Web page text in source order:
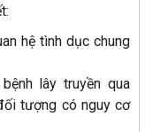
hệ tình dục chung
lây truyền qua
tượng có nguy cơ